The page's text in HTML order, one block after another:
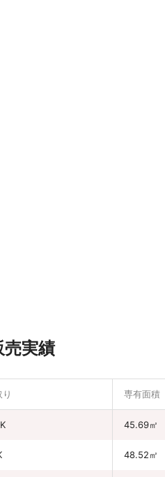
実績
専有面積
45.69㎡
48.52㎡